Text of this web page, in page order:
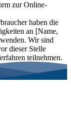
zur Online-
haben die
an [Name,
Wir sind
dieser Stelle
teilnehmen.